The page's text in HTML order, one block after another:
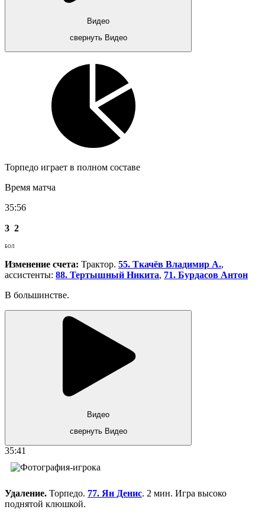
Видео
свернуть Видео
Торпедо играет в полном составе
Время матча
35:56
3 2
БОЛ
Изменение счета: Трактор. 55. Ткачёв Владимир А.,
ассистенты: 88. Тертышный Никита, 71. Бурдасов Антон
В большинстве.
Видео
свернуть Видео
35:41
Удаление. Торпедо. 77. Ян Денис. 2 мин. Игра высоко
поднятой клюшкой.